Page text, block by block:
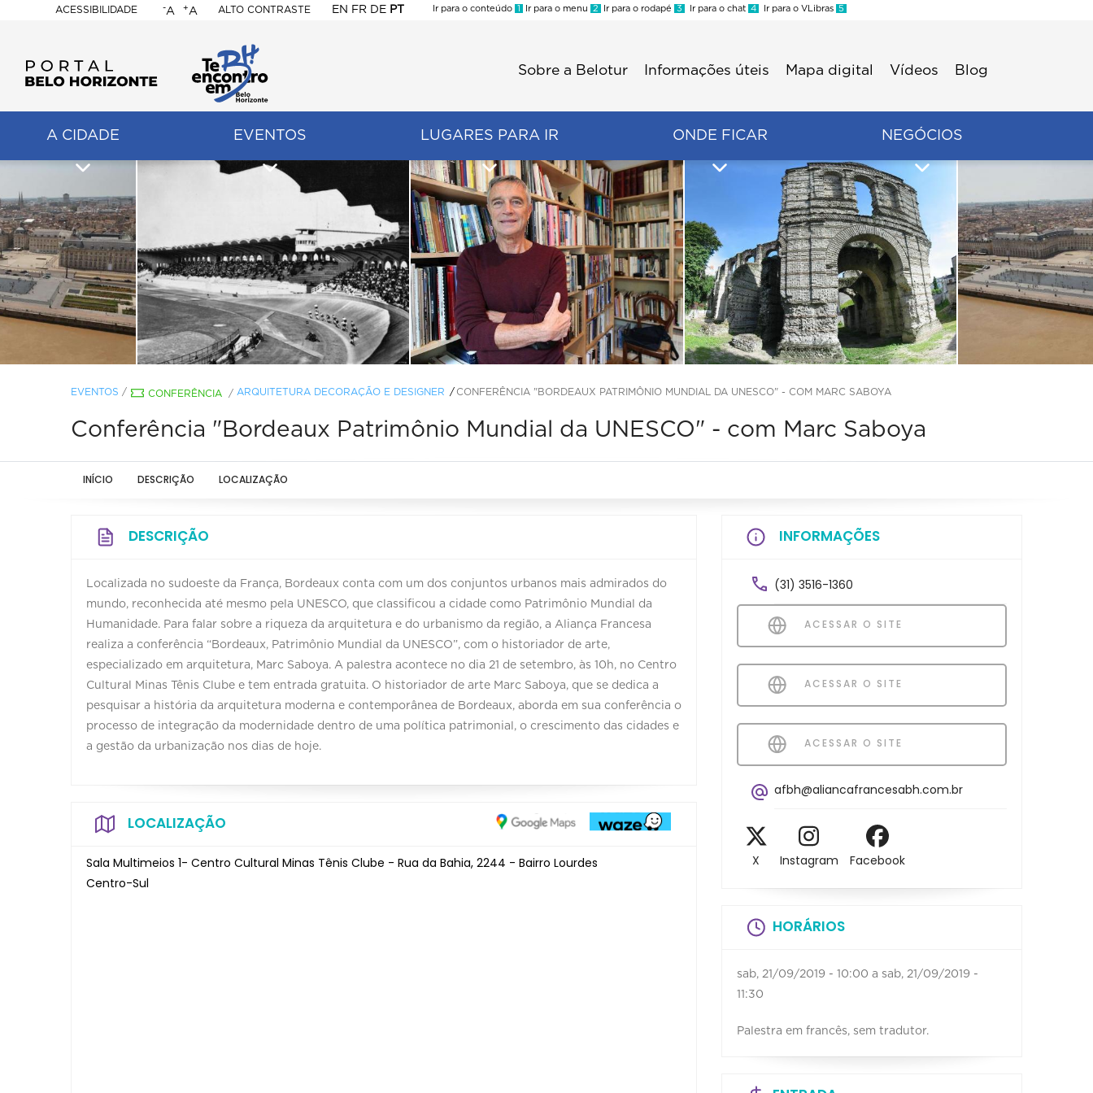
ACESSIBILIDADE
BELO
HORIZONTE
-A +A ALTO CONTRASTE EN FR DE PT
Ir para o conteúdo 1 Ir para o menu 2 Ir para o rodapé 3 Ir para o chat 4 Ir para o VLibras 5
Sobre a Belotur Informações úteis Mapa digital Vídeos Blog
A CIDADE EVENTOS LUGARES PARA IR ONDE FICAR NEGÓCIOS
EVENTOS / CONFERÊNCIA / ARQUITETURA DECORAÇÃO E DESIGNER CONFERÊNCIA "BORDEAUX PATRIMÔNIO MUNDIAL DA UNESCO" - COM MARC SABOYA
Conferência "Bordeaux Patrimônio Mundial da UNESCO" - com Marc Saboya
INÍCIO DESCRIÇÃO LOCALIZAÇÃO
DESCRIÇÃO
Localizada no sudoeste da França, Bordeaux conta com um dos conjuntos urbanos mais admirados do
mundo, reconhecida até mesmo pela UNESCO, que classificou a cidade como Patrimônio Mundial da
Humanidade. Para falar sobre a riqueza da arquitetura e do urbanismo da região, a Aliança Francesa
realiza a conferência “Bordeaux, Patrimônio Mundial da UNESCO”, com o historiador de arte,
especializado em arquitetura, Marc Saboya. A palestra acontece no dia 21 de setembro, às 10h, no Centro
Cultural Minas Tênis Clube e tem entrada gratuita. O historiador de arte Marc Saboya, que se dedica a
pesquisar a história da arquitetura moderna e contemporânea de Bordeaux, aborda em sua conferência o
processo de integração da modernidade dentro de uma política patrimonial, o crescimento das cidades e
a gestão da urbanização nos dias de hoje.
LOCALIZAÇÃO
Sala Multimeios 1- Centro Cultural Minas Tênis Clube - Rua da Bahia, 2244 - Bairro Lourdes
Centro-Sul
INFORMAÇÕES
(31) 3516-1360
ACESSAR O SITE
ACESSAR O SITE
ACESSAR O SITE
afbh@aliancafrancesabh.com.br
X Instagram Facebook
HORÁRIOS
sab, 21/09/2019 - 10:00 a sab, 21/09/2019 -
11:30
Palestra em francês, sem tradutor.